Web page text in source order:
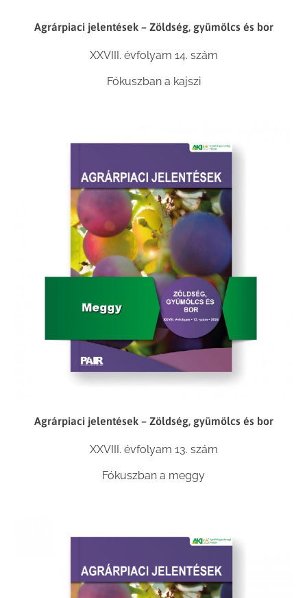
Agrárpiaci jelentések – Zöldség, gyümölcs és bor
XXVIII. évfolyam 14. szám
Fókuszban a kajszi
Agrárpiaci jelentések – Zöldség, gyümölcs és bor
XXVIII. évfolyam 13. szám
Fókuszban a meggy